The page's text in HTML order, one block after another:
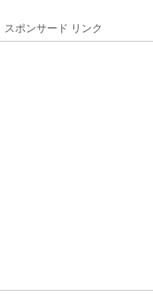
スポンサード リンク